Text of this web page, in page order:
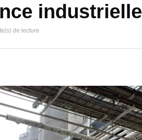
industrielle
de lecture